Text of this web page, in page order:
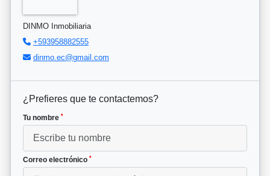
DINMO Inmobiliaria
+593958882555
dinmo.ec@gmail.com
¿Prefieres que te contactemos?
Tu nombre *
Correo electrónico *